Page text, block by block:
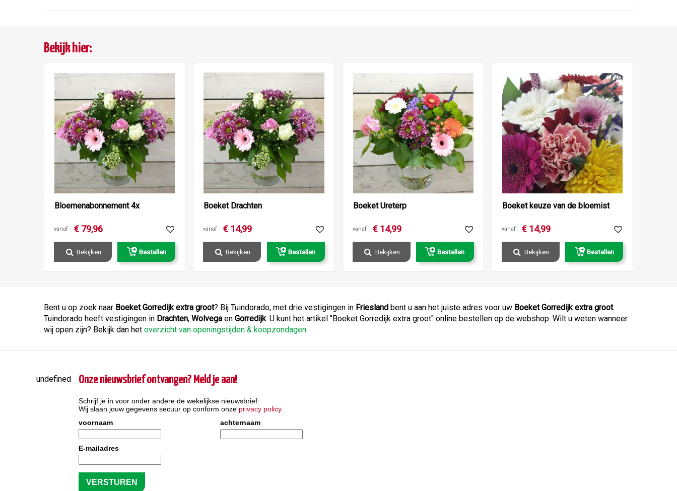
Bekijk hier:
Bloemenabonnement 4x
vanaf € 79,96
Bekijken Bestellen
Boeket Drachten
vanaf € 14,99
Bekijken Bestellen
Boeket Ureterp
vanaf € 14,99
Bekijken Bestellen
Boeket keuze van de bloemist
vanaf € 14,99
Bekijken Bestellen
Bent u op zoek naar Boeket Gorredijk extra groot? Bij Tuindorado, met drie vestigingen in Friesland bent u aan het juiste adres voor uw Boeket Gorredijk extra groot.
Tuindorado heeft vestigingen in Drachten, Wolvega en Gorredijk. U kunt het artikel "Boeket Gorredijk extra groot" online bestellen op de webshop. Wilt u weten wanneer
wij open zijn? Bekijk dan het overzicht van openingstijden & koopzondagen.
undefined Onze nieuwsbrief ontvangen? Meld je aan!
Schrijf je in voor onder andere de wekelijkse nieuwsbrief:
Wij slaan jouw gegevens secuur op conform onze privacy policy.
voornaam
achternaam
E-mailadres